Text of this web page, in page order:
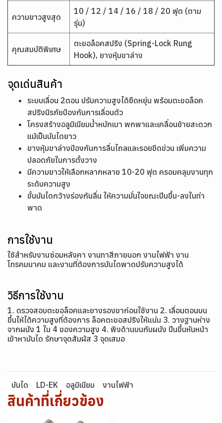
ความยาวสูงสุด
10 / 12 / 14 / 16 / 18 / 20 ฟุต (ตาม
รุ่น)
คุณสมบัติพิเศษ
ตะขอล็อคสปริง (Spring-Lock Rung
Hook), ยางหุ้มขาล่าง
จุดเด่นสินค้า
ระบบเลื่อน 2ตอน ปรับความสูงได้ยืดหยุ่น พร้อมตะขอล็อค
สปริงนิรภัยป้องกันการเลื่อนตัว
โครงสร้างอลูมิเนียมน้ำหนักเบา พกพาและเคลื่อนย้ายสะดวก
แม้เป็นบันไดยาว
ยางหุ้มขาล่างป้องกันการลื่นไถลและรอยขีดข่วน เพิ่มความ
ปลอดภัยในการตั้งวาง
มีความยาวให้เลือกหลากหลาย 10-20 ฟุต ครอบคลุมงานทุก
ระดับความสูง
ขั้นบันไดกว้างร่องกันลื่น ให้ความมั่นใจขณะปีนขึ้น-ลงในท่า
พาด
การใช้งาน
ใช้สำหรับงานซ่อมหลังคา งานทาสีภายนอก งานไฟฟ้า งาน
โทรคมนาคม และงานที่ต้องการบันไดพาดปรับความสูงได้
วิธีการใช้งาน
1. ตรวจสอบตะขอล็อคและยางรองขาก่อนใช้งาน 2. เลื่อนตอนบน
ขึ้นให้ได้ความสูงที่ต้องการ ล็อคตะขอสปริงให้แน่น 3. วางฐานห่าง
จากผนัง 1 ใน 4 ของความสูง 4. พิงด้านบนกับผนัง ปีนขึ้นหันหน้า
เข้าหาบันได รักษาจุดสัมผัส 3 จุดเสมอ
บันได LD-EK อลูมิเนียม งานไฟฟ้า
สินค้าที่เกี่ยวข้อง